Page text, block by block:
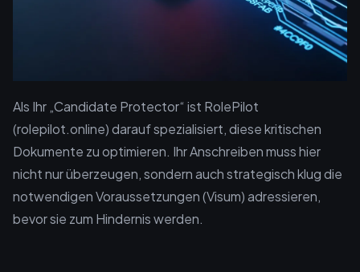
Als Ihr „Candidate Protector“ ist RolePilot
(rolepilot.online) darauf spezialisiert, diese kritischen
Dokumente zu optimieren. Ihr Anschreiben muss hier
nicht nur überzeugen, sondern auch strategisch klug die
notwendigen Voraussetzungen (Visum) adressieren,
bevor sie zum Hindernis werden.